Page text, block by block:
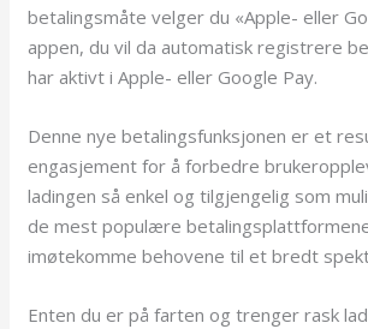
betalingsmåte velger du «Apple- eller
appen, du vil da automatisk registrere
har aktivt i Apple- eller Google Pay.
Denne nye betalingsfunksjonen er et
engasjement for å forbedre
ladingen så enkel og tilgjengelig som
de mest populære
imøtekomme behovene til et bredt
Enten du er på farten og trenger rask